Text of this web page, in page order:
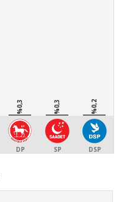
%0,3
DP
%0,3
SP
%0,2
DSP